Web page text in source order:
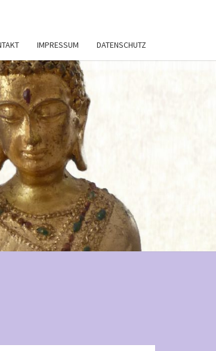
IMPRESSUM DATENSCHUTZ
CORSI
DIE